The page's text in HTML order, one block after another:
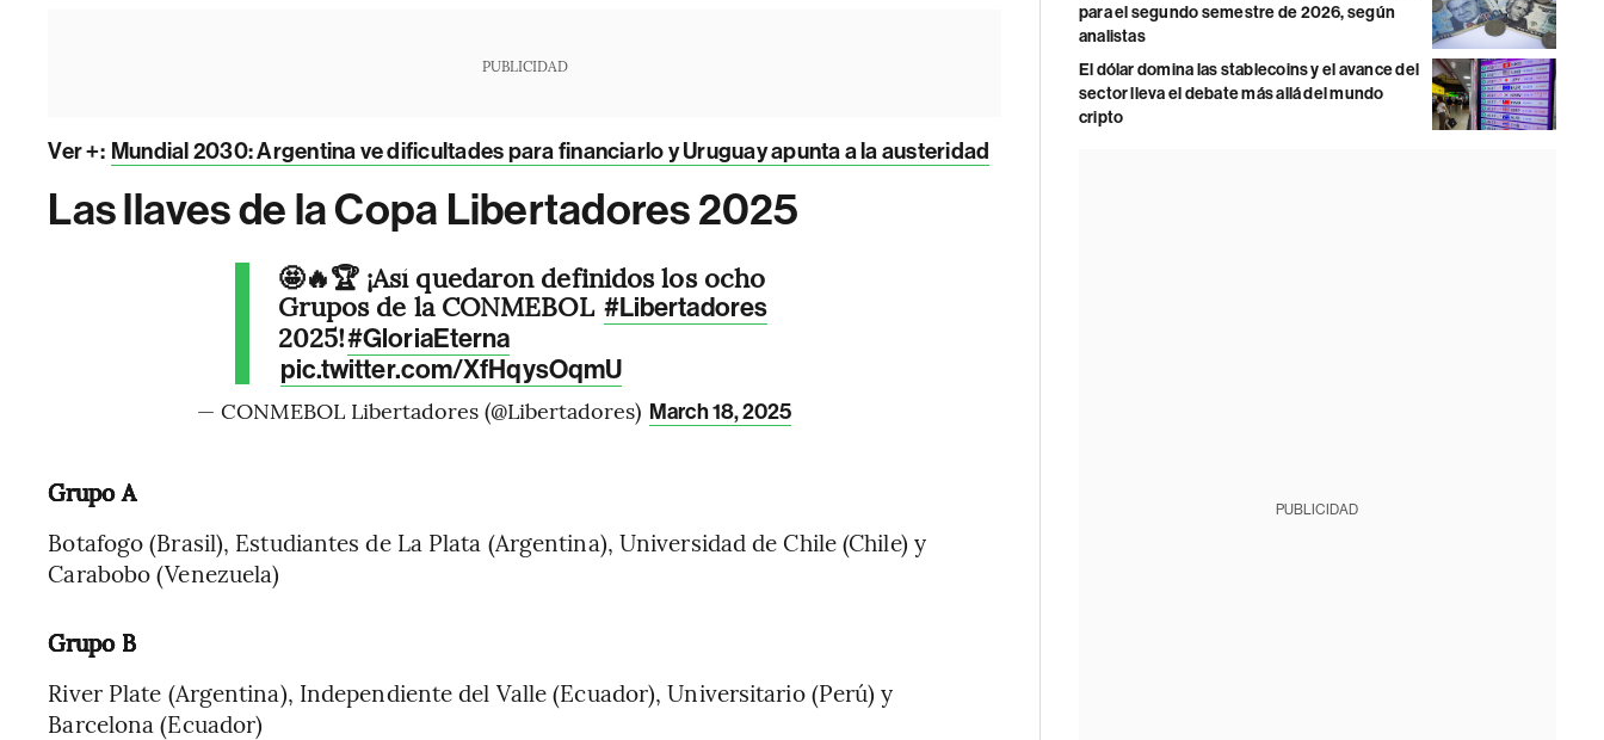
PUBLICIDAD
Ver +: Mundial 2030: Argentina ve dificultades para financiarlo y Uruguay apunta a la austeridad
Las llaves de la Copa Libertadores 2025
🤩🔥🏆 ¡Así quedaron definidos los ocho
Grupos de la CONMEBOL #Libertadores
2025!#GloriaEterna
pic.twitter.com/XfHqysOqmU
— CONMEBOL Libertadores (@Libertadores) March 18, 2025
Grupo A
Botafogo (Brasil), Estudiantes de La Plata (Argentina), Universidad de Chile (Chile) y
Carabobo (Venezuela)
Grupo B
River Plate (Argentina), Independiente del Valle (Ecuador), Universitario (Perú) y
Barcelona (Ecuador)
para el segundo semestre de 2026, según
analistas
El dólar domina las stablecoins y el avance del
sector lleva el debate más allá del mundo
cripto
PUBLICIDAD